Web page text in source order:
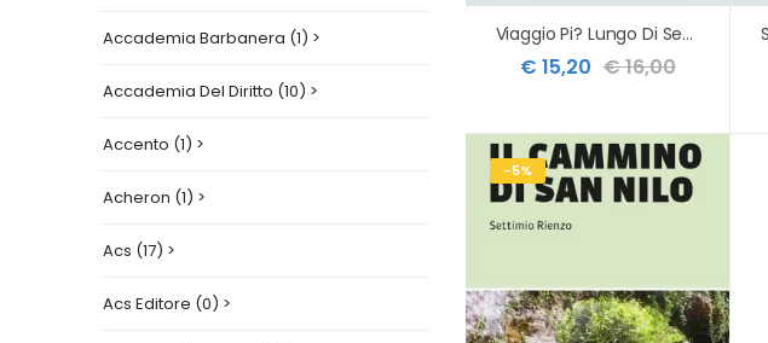
Accademia Barbanera (1) >
Accademia Del Diritto (10) >
Accento (1) >
Acheron (1) >
Acs (17) >
Acs Editore (0) >
Viaggio Pi? Lungo Di Sempre, Il. Ediz. A Colori
€ 15,20 € 16,00
-5%